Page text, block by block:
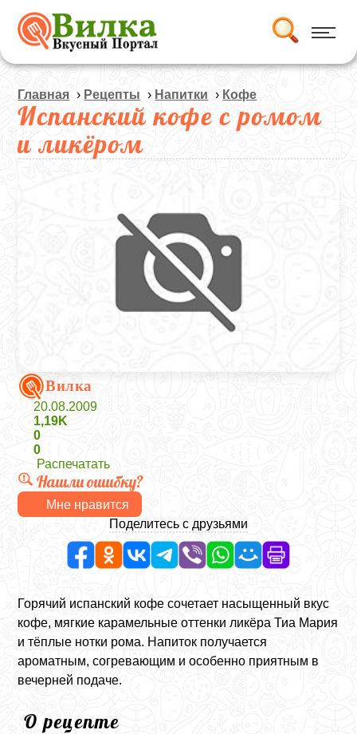
Главная › Рецепты › Напитки › Кофе
Испанский кофе с ромом
и ликёром
Вилка
20.08.2009
1,19K
0
0
Распечатать
Нашли ошибку?
Мне нравится
Поделитесь с друзьями
Горячий испанский кофе сочетает насыщенный вкус
кофе, мягкие карамельные оттенки ликёра Тиа Мария
и тёплые нотки рома. Напиток получается
ароматным, согревающим и особенно приятным в
вечерней подаче.
О рецепте